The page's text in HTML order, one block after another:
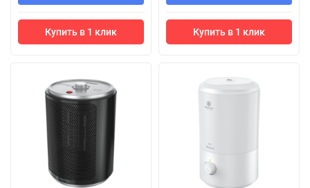
Купить в 1 клик Купить в 1 клик